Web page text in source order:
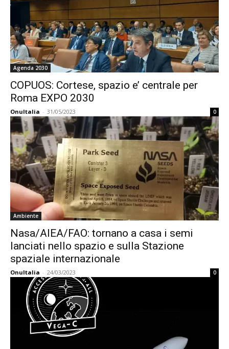
Agenda 2030
COPUOS: Cortese, spazio e’ centrale per
Roma EXPO 2030
OnuItalia - 31/05/2023 0
Ambiente
Nasa/AIEA/FAO: tornano a casa i semi
lanciati nello spazio e sulla Stazione
spaziale internazionale
OnuItalia - 24/03/2023 0